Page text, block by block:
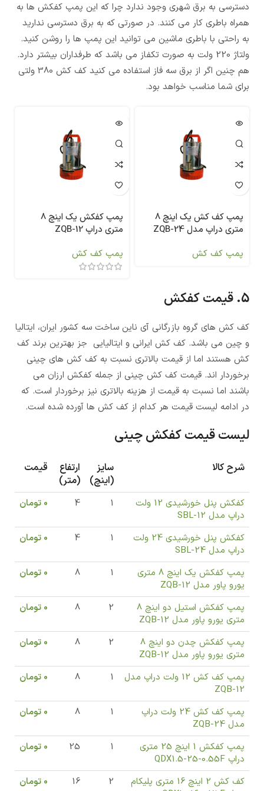
دسترسی به برق شهری وجود ندارد چرا که این پمپ کفکش ها به
همراه باطری کار می کنند. در صورتی که به برق دسترسی ندارید
به راحتی با باطری ماشین می توانید این پمپ ها را روشن کنید.
ولتاژ 220 ولت به صورت تکفاز می باشد که طرفداران بیشتر دارد.
هم چنین اگر از برق سه فاز استفاده می کنید کف کش 380 ولتی
برای شما مناسب خواهد بود.
پمپ کف کش یک اینچ 8
متری دراپ مدل ZQB-24
پمپ کف کش
پمپ کفکش یک اینچ 8
متری دراپ ZQB-12
پمپ کف کش
5. قیمت کفکش
کف کش های گروه بازرگانی آی ناین ساخت سه کشور ایران، ایتالیا
و چین می باشد. کف کش ایرانی و ایتالیایی جز بهترین برند کف
کش هستند اما از قیمت بالاتری نسبت به کف کش های چینی
برخوردار اند. قیمت کف کش چینی از جمله کفکش ارزان می
باشند اما نسبت به قیمت از هزینه بالاتری نیز برخوردار است. که
در ادامه لیست قیمت هر کدام از کف کش ها آورده شده است.
لیست قیمت کفکش چینی
شرح کالا
سایز
(اینچ)
ارتفاع
(متر)
قیمت
کفکش پنل خورشیدی 12 ولت
دراپ مدل SBL-12
1
4
0 تومان
کفکش پنل خورشیدی 24 ولت
دراپ مدل SBL-24
1
4
0 تومان
پمپ کفکش یک اینچ 8 متری
یورو پاور مدل ZQB-12
1
8
0 تومان
پمپ کفکش استیل دو اینچ 8
متری یورو پاور مدل ZQB-12
2
8
0 تومان
پمپ کفکش چدن دو اینچ 8
متری یورو پاور مدل ZQB-12
2
8
0 تومان
پمپ کف کش 12 ولت دراپ مدل
ZQB-12
1
8
0 تومان
پمپ کف کش 24 ولت دراپ
مدل ZQB-24
1
8
0 تومان
پمپ کفکش 1 اینچ 25 متری
دراپ QDX1.5-25-0.55F
1
25
0 تومان
کف کش 2 اینچ 16 متری پلیکام
2
16
0 تومان